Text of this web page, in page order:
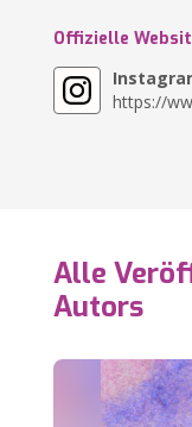
Offizielle
https://
Alle
Autors